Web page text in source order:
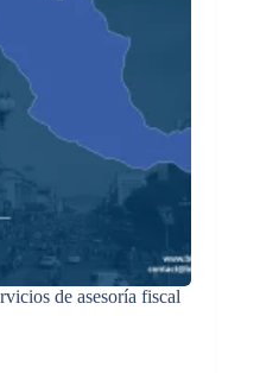
de asesoría fiscal